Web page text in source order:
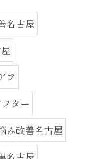
名古屋
フ
ター
み改善名古屋